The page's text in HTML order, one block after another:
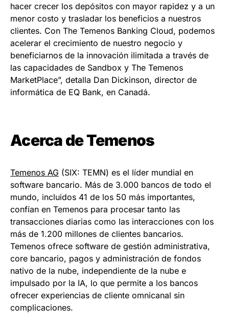
hacer crecer los depósitos con mayor rapidez y a un
menor costo y trasladar los beneficios a nuestros
clientes. Con The Temenos Banking Cloud, podemos
acelerar el crecimiento de nuestro negocio y
beneficiarnos de la innovación ilimitada a través de
las capacidades de Sandbox y The Temenos
MarketPlace”, detalla Dan Dickinson, director de
informática de EQ Bank, en Canadá.
Acerca de Temenos
Temenos AG (SIX: TEMN) es el líder mundial en
software bancario. Más de 3.000 bancos de todo el
mundo, incluidos 41 de los 50 más importantes,
confían en Temenos para procesar tanto las
transacciones diarias como las interacciones con los
más de 1.200 millones de clientes bancarios.
Temenos ofrece software de gestión administrativa,
core bancario, pagos y administración de fondos
nativo de la nube, independiente de la nube e
impulsado por la IA, lo que permite a los bancos
ofrecer experiencias de cliente omnicanal sin
complicaciones.